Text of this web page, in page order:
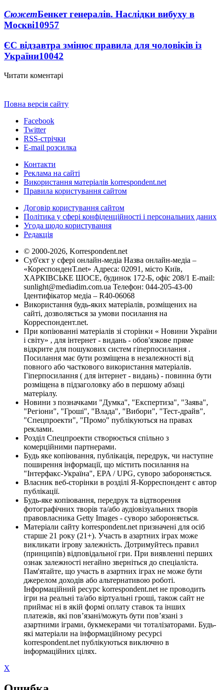
СюжетБенкет генералів. Наслідки вибуху в
Москві10957
ЄС відзавтра змінює правила для чоловіків із
України10042
Читати коментарі
Повна версія сайту
Facebook
Twitter
RSS-стрічки
E-mail розсилка
Контакти
Реклама на сайті
Використання матеріалів korrespondent.net
Правила користування сайтом
Договір користування сайтом
Політика у сфері конфіденційності і персональних даних
Угода щодо користування
Редакція
© 2000-2026, Korrespondent.net
Суб'єкт у сфері онлайн-медіа Назва онлайн-медіа –
«КореспонденТ.net» Адреса: 02091, місто Київ,
ХАРКІВСЬКЕ ШОСЕ, будинок 172-Б, офіс 208/1 E-mail:
sunlight@mediadim.com.ua Телефон: 044-205-43-00
Ідентифікатор медіа – R40-06068
Використання будь-яких матеріалів, розміщених на
сайті, дозволяється за умови посилання на
Корреспондент.net.
При копіюванні матеріалів зі сторінки « Новини України
і світу» , для інтернет - видань - обов'язкове пряме
відкрите для пошукових систем гіперпосилання .
Посилання має бути розміщена в незалежності від
повного або часткового використання матеріалів.
Гіперпосилання ( для інтернет - видань) - повинна бути
розміщена в підзаголовку або в першому абзаці
матеріалу.
Новини з позначками "Думка", "Експертиза", "Заява",
"Регіони", "Гроші", "Влада", "Вибори", "Тест-драйв",
"Спецпроекти", "Промо" публікуються на правах
реклами.
Розділ Спецпроекти створюється спільно з
комерційними партнерами.
Будь яке копіювання, публікація, передрук, чи наступне
поширення інформації, що містить посилання на
"Інтерфакс-Україна", EPA / UPG, суворо забороняється.
Власник веб-сторінки в розділі Я-Корреспондент є автор
публікації.
Будь-яке копіювання, передрук та відтворення
фотографічних творів та/або аудіовізуальних творів
правовласника Getty Images - суворо забороняється.
Матеріали сайту korrespondent.net призначені для осіб
старше 21 року (21+). Участь в азартних іграх може
викликати ігрову залежність. Дотримуйтесь правил
(принципів) відповідальної гри. При виявленні перших
ознак залежності негайно зверніться до спеціаліста.
Пам'ятайте, що участь в азартних іграх не може бути
джерелом доходів або альтернативою роботі.
Інформаційний ресурс korrespondent.net не проводить
ігри на реальні та/або віртуальні гроші, також сайт не
приймає ні в якій формі оплату ставок та інших
платежів, які пов’язані/можуть бути пов’язані з
азартними іграми, букмекерами чи тоталізаторами. Будь-
які матеріали на інформаційному ресурсі
korrespondent.net публікуються виключно в
інформаційних цілях.
X